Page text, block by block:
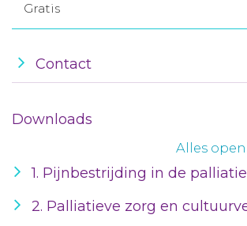
Gratis
Contact
Downloads
Alles
1. Pijnbestrijding in de
2. Palliatieve zorg en